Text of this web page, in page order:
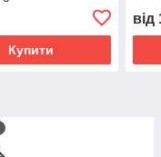
Купити
від